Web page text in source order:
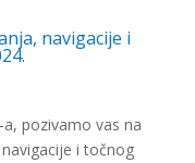
navigacije i
pozivamo vas na
i točnog